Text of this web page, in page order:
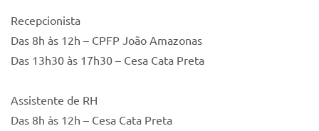
Recepcionista
Das 8h às 12h – CPFP João Amazonas
Das 13h30 às 17h30 – Cesa Cata Preta
Assistente de RH
Das 8h às 12h – Cesa Cata Preta